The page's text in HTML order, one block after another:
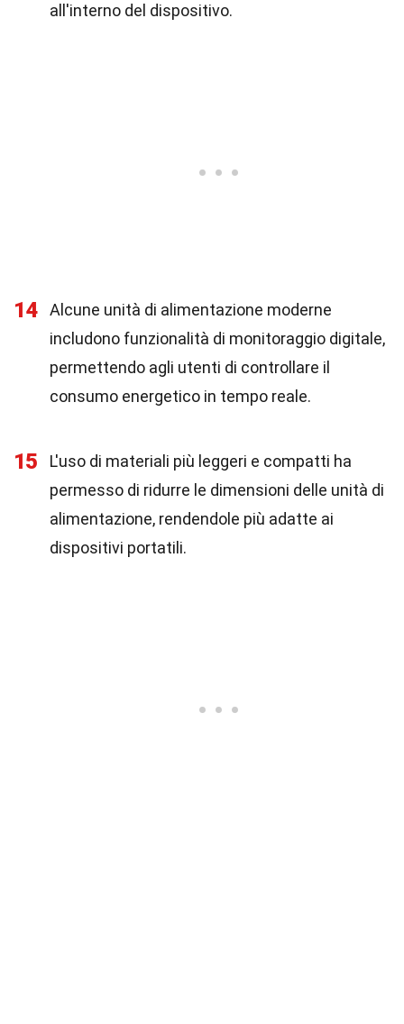
all'interno del dispositivo.
14
Alcune unità di alimentazione moderne
includono funzionalità di monitoraggio digitale,
permettendo agli utenti di controllare il
consumo energetico in tempo reale.
15
L'uso di materiali più leggeri e compatti ha
permesso di ridurre le dimensioni delle unità di
alimentazione, rendendole più adatte ai
dispositivi portatili.